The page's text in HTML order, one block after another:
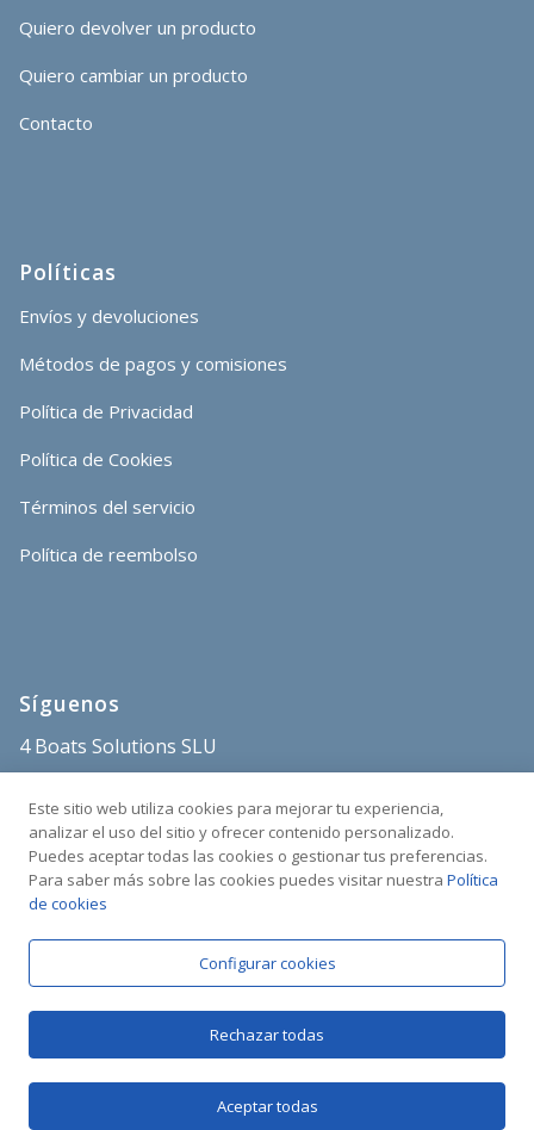
Quiero devolver un producto
Quiero cambiar un producto
Contacto
Políticas
Envíos y devoluciones
Métodos de pagos y comisiones
Política de Privacidad
Política de Cookies
Términos del servicio
Política de reembolso
Síguenos
4 Boats Solutions SLU
+34 682 515 671
Sant Carles Marina
C/Poble Nou s/n
43540 La Ràpita
Copyright © 2025 4BOATS | Todos los derechos reservados
Este sitio web utiliza cookies para mejorar tu experiencia,
analizar el uso del sitio y ofrecer contenido personalizado.
Puedes aceptar todas las cookies o gestionar tus preferencias.
Para saber más sobre las cookies puedes visitar nuestra Política
de cookies
Configurar cookies
Rechazar todas
Aceptar todas